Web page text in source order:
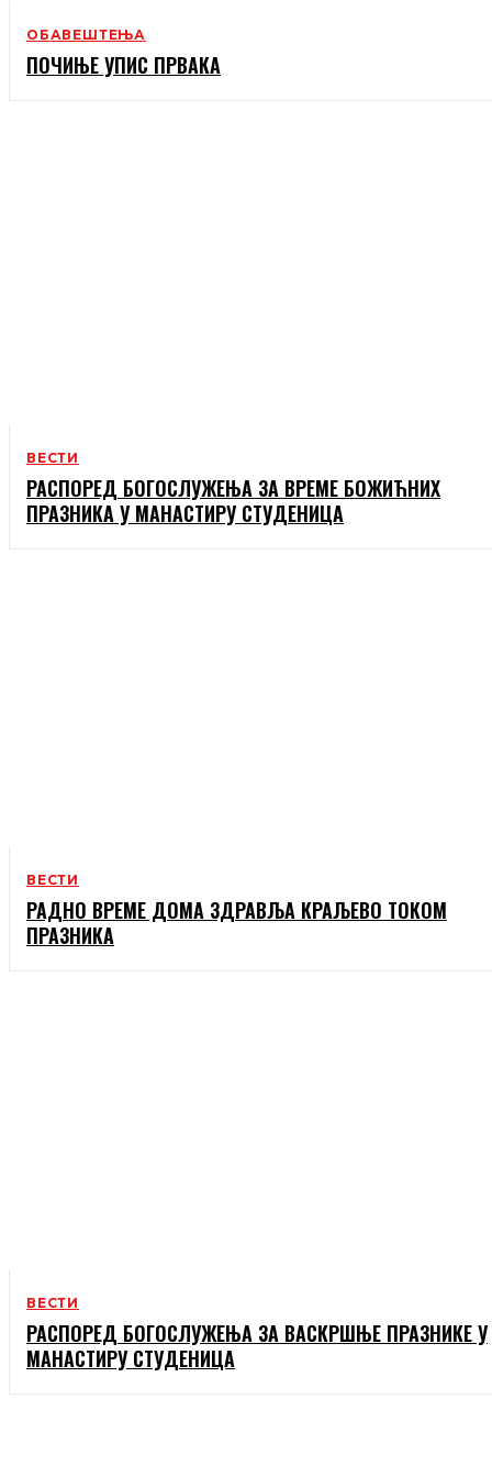
ОБАВЕШТЕЊА
ПОЧИЊЕ УПИС ПРВАКА
ВЕСТИ
РАСПОРЕД БОГОСЛУЖЕЊА ЗА ВРЕМЕ БОЖИЋНИХ
ПРАЗНИКА У МАНАСТИРУ СТУДЕНИЦА
ВЕСТИ
РАДНО ВРЕМЕ ДОМА ЗДРАВЉА КРАЉЕВО ТОКОМ
ПРАЗНИКА
ВЕСТИ
РАСПОРЕД БОГОСЛУЖЕЊА ЗА ВАСКРШЊЕ ПРАЗНИКЕ У
МАНАСТИРУ СТУДЕНИЦА